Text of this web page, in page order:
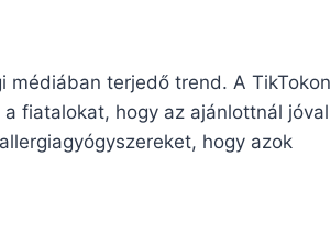
médiában terjedő trend. A TikTokon
fiatalokat, hogy az ajánlottnál jóval
hogy azok